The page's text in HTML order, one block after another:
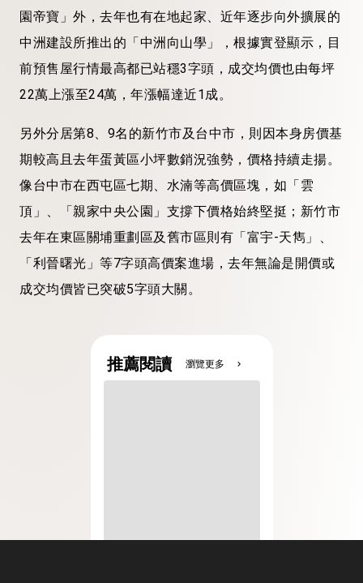
園帝寶」外，去年也有在地起家、近年逐步向外擴展的
中洲建設所推出的「中洲向山學」，根據實登顯示，目
前預售屋行情最高都已站穩3字頭，成交均價也由每坪
22萬上漲至24萬，年漲幅達近1成。
另外分居第8、9名的新竹市及台中市，則因本身房價基
期較高且去年蛋黃區小坪數銷況強勢，價格持續走揚。
像台中市在西屯區七期、水湳等高價區塊，如「雲
頂」、「親家中央公園」支撐下價格始終堅挺；新竹市
去年在東區關埔重劃區及舊市區則有「富宇-天雋」、
「利晉曙光」等7字頭高價案進場，去年無論是開價或
成交均價皆已突破5字頭大關。
推薦閱讀 瀏覽更多 chevron_right